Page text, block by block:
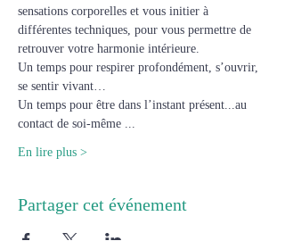
sensations corporelles et vous initier à
différentes techniques, pour vous permettre de
retrouver votre harmonie intérieure.
Un temps pour respirer profondément, s’ouvrir,
se sentir vivant…
Un temps pour être dans l’instant présent...au
contact de soi-même ...
En lire plus >
Partager cet événement